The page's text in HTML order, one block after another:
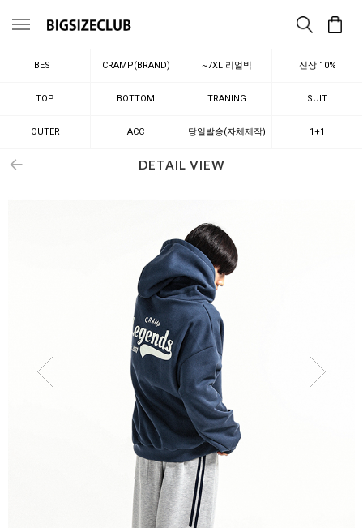
메뉴
BEST CRAMP(BRAND) ~7XL 리얼빅 신상 10%
TOP BOTTOM TRANING SUIT
OUTER ACC 당일발송(자체제작) 1+1
DETAIL VIEW